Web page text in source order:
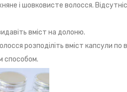
і шовковисте волосся.
вміст на долоню.
розподіліть вміст капсули
способом.